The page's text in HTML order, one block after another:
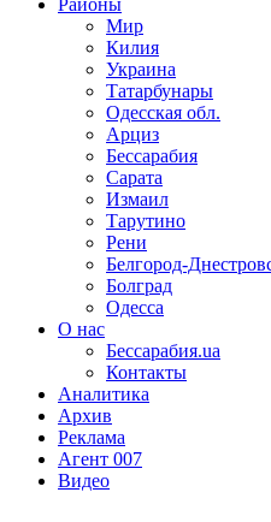
Районы
Мир
Килия
Украина
Татарбунары
Одесская обл.
Арциз
Бессарабия
Сарата
Измаил
Тарутино
Рени
Белгород-
Болград
Одесса
О нас
Бессарабия.ua
Контакты
Аналитика
Архив
Реклама
Агент 007
Видео